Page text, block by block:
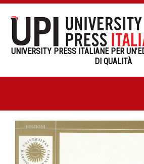
UNIVERSITY PRESS ITALIANE PER
DI QUALITÀ